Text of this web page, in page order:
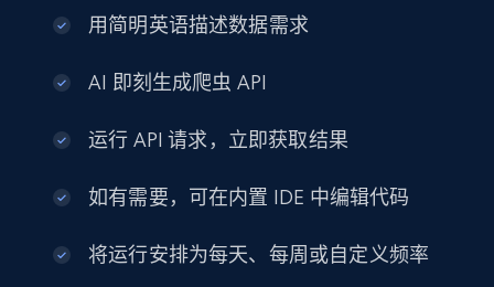
用简明英语描述数据需求
AI 即刻生成爬虫 API
运行 API 请求，立即获取结果
如有需要，可在内置 IDE 中编辑代码
将运行安排为每天、每周或自定义频率